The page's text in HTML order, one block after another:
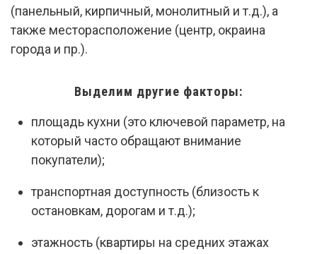
(панельный, кирпичный, монолитный и т.д.), а
также месторасположение (центр, окраина
города и пр.).
Выделим другие факторы:
площадь кухни (это ключевой параметр, на
который часто обращают внимание
покупатели);
транспортная доступность (близость к
остановкам, дорогам и т.д.);
этажность (квартиры на средних этажах